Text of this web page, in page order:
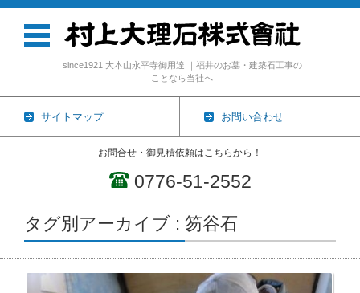
since1921 大本山永平寺御用達 ｜福井のお墓・建築石工事の
ことなら当社へ
サイトマップ お問い合わせ
お問合せ・御見積依頼はこちらから！
0776-51-2552
コンテンツに移動
タグ別アーカイブ : 笏谷石